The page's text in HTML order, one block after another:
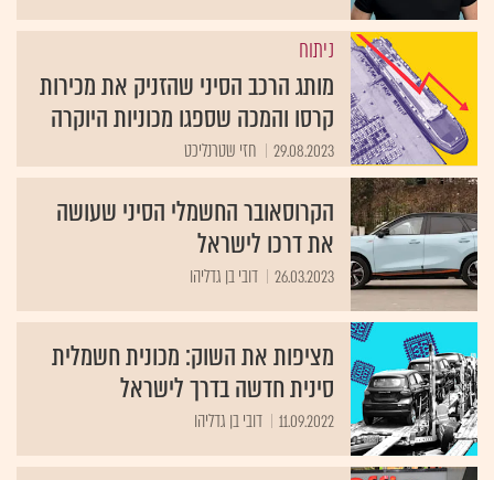
ניתוח
מותג הרכב הסיני שהזניק את מכירות
קרסו והמכה שספגו מכוניות היוקרה
29.08.2023 חזי שטרנליכט
הקרוסאובר החשמלי הסיני שעושה
את דרכו לישראל
26.03.2023 דובי בן גדליהו
מציפות את השוק: מכונית חשמלית
סינית חדשה בדרך לישראל
11.09.2022 דובי בן גדליהו